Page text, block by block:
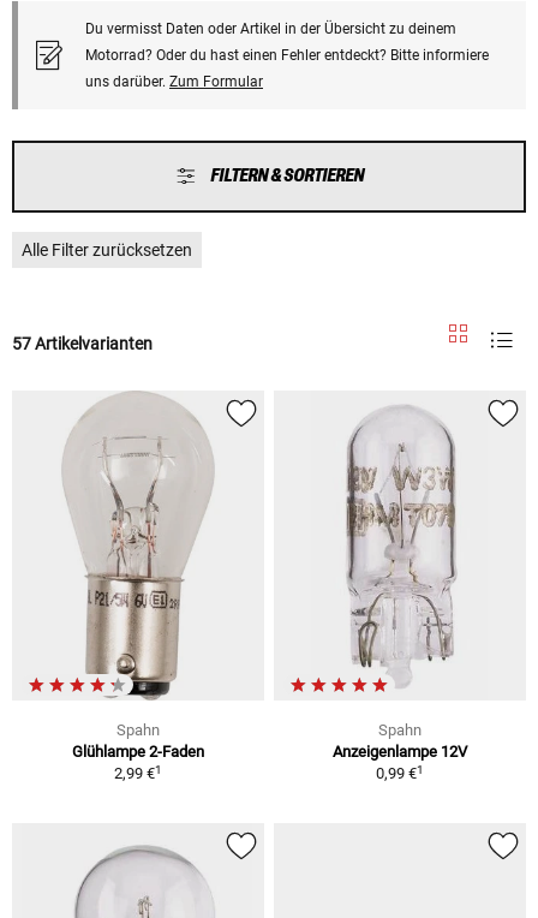
Du vermisst Daten oder Artikel in der Übersicht zu deinem
Motorrad? Oder du hast einen Fehler entdeckt? Bitte informiere
uns darüber. Zum Formular
FILTERN & SORTIEREN
Alle Filter zurücksetzen
57 Artikelvarianten
Spahn
Glühlampe 2-Faden
2,99 €1
Spahn
Anzeigenlampe 12V
0,99 €1